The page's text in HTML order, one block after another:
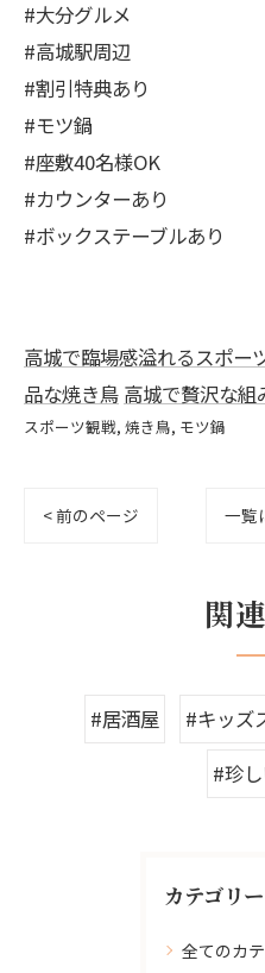
#大分グルメ
#高城駅周辺
#割引特典あり
#モツ鍋
#座敷40名様OK
#カウンターあり
#ボックステーブルあり
高城で臨場感溢れるスポー
品な焼き鳥 高城で贅沢な組
スポーツ観戦 焼き鳥 モツ鍋
< 前のページ 一覧
関
#居酒屋 #キッズ
#珍
カテゴリー
全てのカ